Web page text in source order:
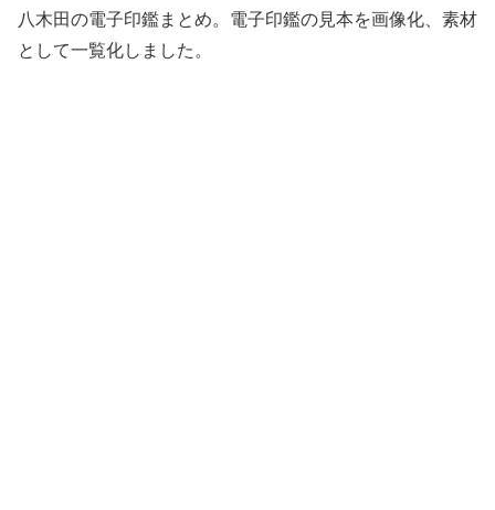
八木田の電子印鑑まとめ。電子印鑑の見本を画像化、素材
として一覧化しました。